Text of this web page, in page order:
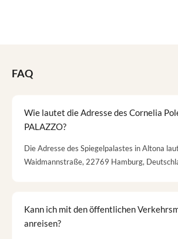
FAQ
Wie lautet die Adresse des Cornelia
PALAZZO?
Die Adresse des Spiegelpalastes in Altona
Waidmannstraße, 22769 Hamburg,
Kann ich mit den öffentlichen
anreisen?